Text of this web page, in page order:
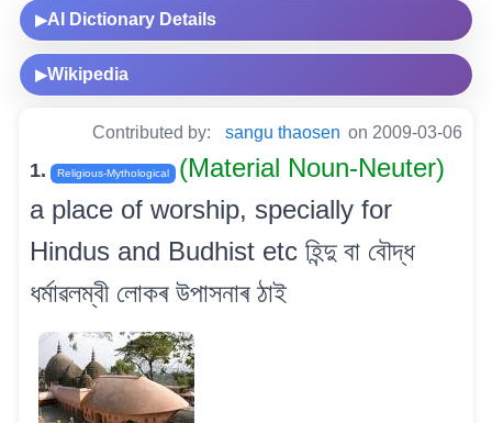
▶AI Dictionary Details
▶Wikipedia
Contributed by: sangu thaosen on 2009-03-06
1. Religious-Mythological
(Material Noun-Neuter)
a place of worship, specially for
Hindus and Budhist etc হিন্দু বা বৌদ্ধ
ধৰ্মাৱলম্বী লোকৰ উপাসনাৰ ঠাই